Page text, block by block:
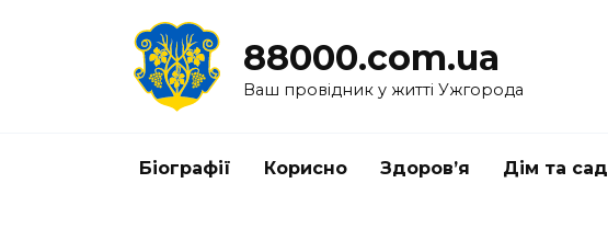
88000.com.ua
Ваш провідник у житті Ужгорода
Біографії Корисно Здоров’я Дім та сад